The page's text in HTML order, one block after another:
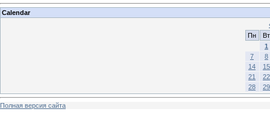
Calendar
Пн
Вт
1
7
8
14
15
21
22
28
29
Полная версия сайта